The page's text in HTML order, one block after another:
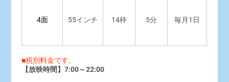
4面 55インチ 14枠 5分 毎月1日
■税別料金です。
【放映時間】7:00～22:00